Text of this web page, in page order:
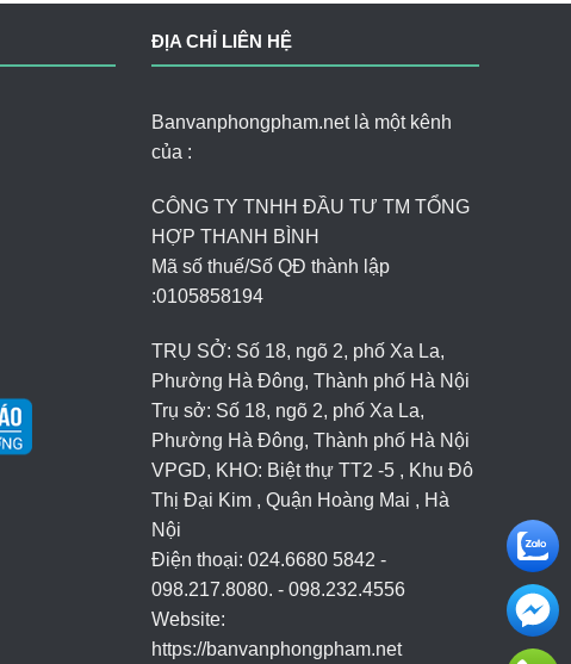
ĐỊA CHỈ LIÊN HỆ
Banvanphongpham.net là một kênh
của :
CÔNG TY TNHH ĐẦU TƯ TM TỔNG
HỢP THANH BÌNH
Mã số thuế/Số QĐ thành lập
:0105858194
TRỤ SỞ: Số 18, ngõ 2, phố Xa La,
Phường Hà Đông, Thành phố Hà Nội
Trụ sở: Số 18, ngõ 2, phố Xa La,
Phường Hà Đông, Thành phố Hà Nội
VPGD, KHO: Biệt thự TT2 -5 , Khu Đô
Thị Đại Kim , Quận Hoàng Mai , Hà
Nội
Điện thoại: 024.6680 5842 -
098.217.8080. - 098.232.4556
Website:
https://banvanphongpham.net